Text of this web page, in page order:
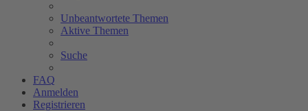
Unbeantwortete Themen
Aktive Themen
Suche
FAQ
Anmelden
Registrieren